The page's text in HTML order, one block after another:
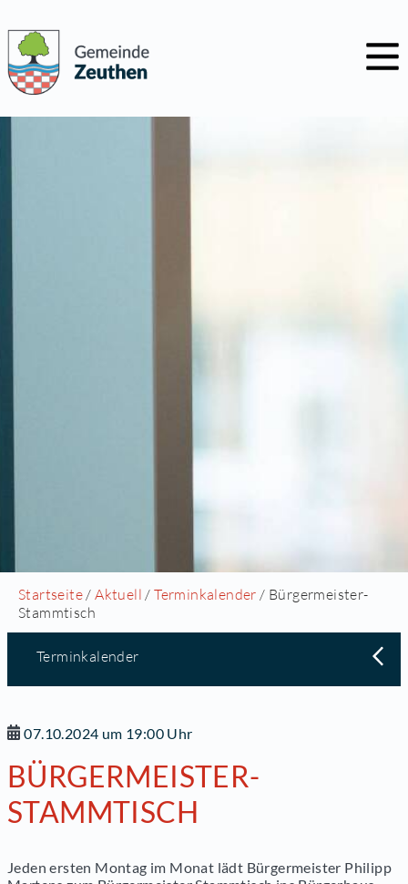
Startseite /Aktuell /Terminkalender / Bürgermeister-
Stammtisch
Terminkalender
07.10.2024 um 19:00 Uhr
BÜRGERMEISTER-
STAMMTISCH
Jeden ersten Montag im Monat lädt Bürgermeister Philipp